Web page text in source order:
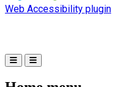
Web Accessibility plugin